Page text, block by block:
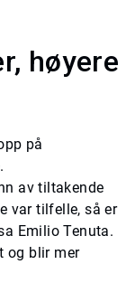
høyere
på
av tiltakende
var tilfelle, så er
Emilio Tenuta.
og blir mer